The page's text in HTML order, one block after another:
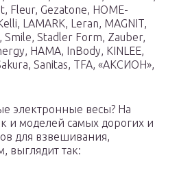
Fleur, Gezatone, HOME-
LAMARK, Leran, MAGNIT,
Smile, Stadler Form, Zauber,
HAMA, InBody, KINLEE,
Sanitas, TFA, «АКСИОН»,
электронные весы? На
и моделей самых дорогих и
для взвешивания,
выглядит так: